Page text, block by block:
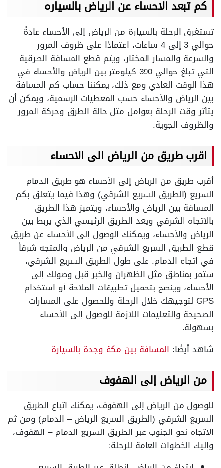
كم تبعد الاحساء عن الرياض بالسياره
تستغرق الرحلة بالسيارة من الرياض إلى الأحساء عادةً
حوالي 3 إلى 4 ساعات، اعتمادًا على ظروف المرور
والسرعة والمسار المختار، ويتم قطع المسافة الطرقية
التي تبلغ حوالي 390 كيلومتر بين الرياض والأحساء في
هذا الوقت العادي ومع ذلك، يمكننا حساب كم المسافة
بين الرياض والأحساء حسب المعطيات الرسمية، ويمكن أن
يتأثر وقت الرحلة بعوامل مثل حالة الطرق وحركة المرور
والظروف الجوية.
اقرب طريق من الرياض الى الاحساء
أقرب طريق من الرياض إلى الأحساء هو طريق الدمام
السريع (الطريق السريع الشرقي) وهذا فيما يتعلق بكم
المسافة بين الرياض والأحساء، ويتميز هذا الطريق
بالاتجاه الشرقي ويعد الطريق الرئيسي الذي يربط بين
الرياض والأحساء، ويمكنك الوصول إلى الأحساء عن طريق
قطع الطريق السريع الشرقي من الرياض والمتجه شرقاً
في اتجاه الدمام. على طول الطريق السريع الشرقي،
ستمر بمناطق مثل الظهران والخبر قبل وصولك إلى
الأحساء، وينصح بتحميل تطبيقات الملاحة أو استخدام
GPS لتوجيهك خلال الرحلة وللحصول على المسارات
الصحيحة والتعليمات اللازمة للوصول إلى الأحساء
بسهولة.
شاهد أيضًا: المسافة بين مكة وجدة بالسيارة
من الرياض إلى الهفوف
للوصول من الرياض إلى الهفوف، يمكنك اتباع الطريق
السريع الشرقي (الطريق السريع الرياض – الدمام) ومن ثم
الاتجاه نحو الجنوب عبر الطريق السريع الدمام – الهفوف،
وإليك الخطوات العامة للرحلة: